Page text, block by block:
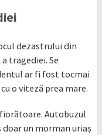
dezastrului din
tragediei. Se
ar fi fost tocmai
o viteză prea mare.
Autobuzul
un morman uriaș